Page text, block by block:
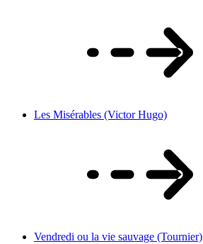
Les Misérables (Victor Hugo)
Vendredi ou la vie sauvage (Tournier)